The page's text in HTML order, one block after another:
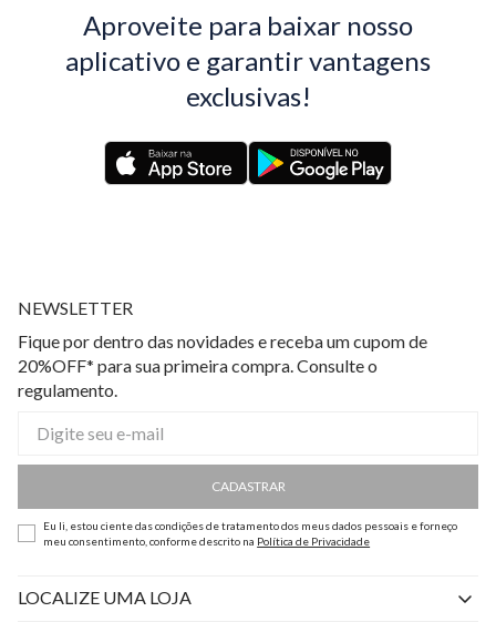
Aproveite para baixar nosso
aplicativo e garantir vantagens
exclusivas!
NEWSLETTER
Fique por dentro das novidades e receba um cupom de
20%OFF* para sua primeira compra. Consulte o
regulamento.
CADASTRAR
Eu li, estou ciente das condições de tratamento dos meus dados pessoais e forneço
meu consentimento, conforme descrito na Política de Privacidade
LOCALIZE UMA LOJA